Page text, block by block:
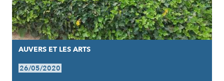
AUVERS ET LES ARTS
26/05/2020